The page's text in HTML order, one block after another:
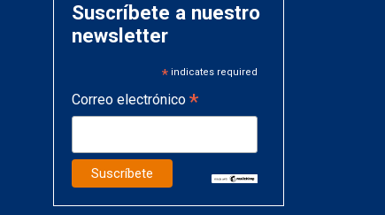
Suscríbete a nuestro
newsletter
* indicates required
Correo electrónico *